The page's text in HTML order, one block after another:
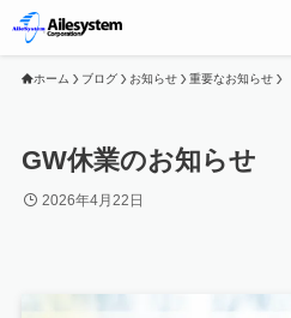
ホーム ブログ お知らせ 重要なお知らせ
GW休業のお知らせ
2026年4月22日